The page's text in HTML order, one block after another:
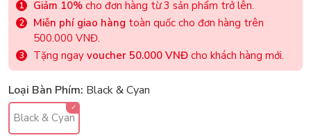
Giảm 10% cho đơn hàng từ 3 sản phẩm trở lên.
Miễn phí giao hàng toàn quốc cho đơn hàng trên
500.000 VNĐ.
Tặng ngay voucher 50.000 VNĐ cho khách hàng mới.
Loại Bàn Phím: Black & Cyan
Black & Cyan